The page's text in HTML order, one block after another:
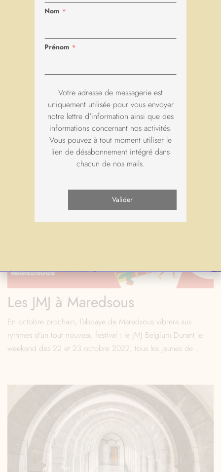
rythmes d’un tout nouveau festival : le JMJ Belgium Durant le
weekend des 22 et 23 octobre 2022, tous les jeunes de …
Les JMJ à Maredsous
En octobre prochain, l’abbaye de Maredsous vibrera aux
rythmes d’un tout nouveau festival : le JMJ Belgium Durant le
weekend des 22 et 23 octobre 2022, tous les jeunes de …
Nom*
Prénom*
Votre adresse de messagerie est
uniquement utilisée pour vous envoyer
notre lettre d'information ainsi que des
informations concernant nos activités.
Vous pouvez à tout moment utiliser le
lien de désabonnement intégré dans
chacun de nos mails.